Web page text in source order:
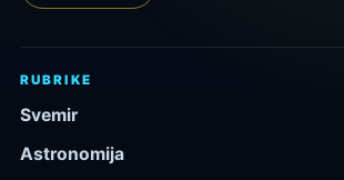
RUBRIKE
Svemir
Astronomija